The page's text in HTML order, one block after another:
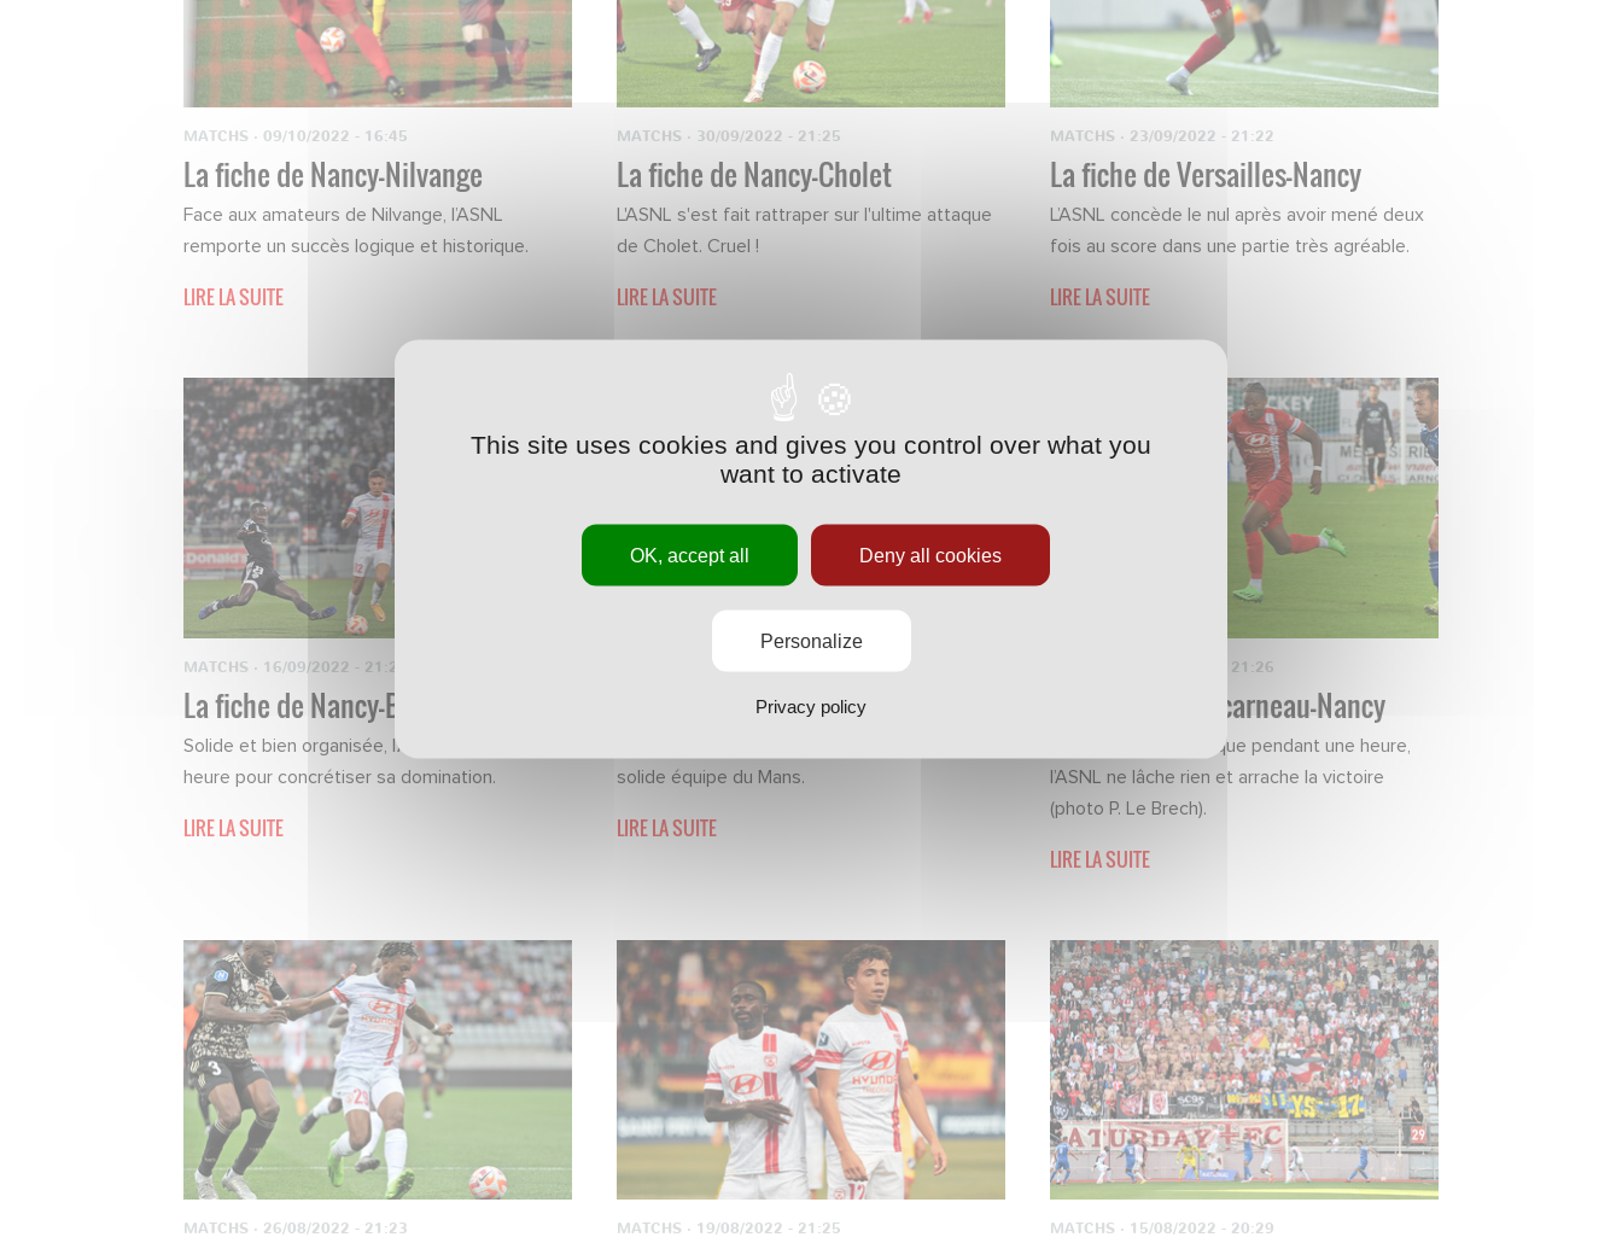
MATCHS · 09/10/2022 - 16:45
La fiche de Nancy-Nilvange
Face aux amateurs de Nilvange, l’ASNL
remporte un succès logique et historique.
LIRE LA SUITE
MATCHS · 30/09/2022 - 21:25
La fiche de Nancy-Cholet
L'ASNL s'est fait rattraper sur l'ultime attaque
de Cholet. Cruel !
LIRE LA SUITE
MATCHS · 23/09/2022 - 21:22
La fiche de Versailles-Nancy
L’ASNL concède le nul après avoir mené deux
fois au score dans une partie très agréable.
LIRE LA SUITE
MATCHS · 16/09/2022 - 21:22
La fiche de Nancy-Borgo
Solide et bien organisée, l’ASNL a attendu son
heure pour concrétiser sa domination.
LIRE LA SUITE
09/09/2022 - 21:25
La fiche de Nancy-Le Mans
solide équipe du Mans.
LIRE LA SUITE
02/09/2022 - 21:26
La fiche de Concarneau-Nancy
En infériorité numérique pendant une heure,
l’ASNL ne lâche rien et arrache la victoire
(photo P. Le Brech).
LIRE LA SUITE
MATCHS · 26/08/2022 - 21:23 MATCHS · 19/08/2022 - 21:25 MATCHS · 15/08/2022 - 20:29
This site uses cookies and gives you control over what you
want to activate
OK, accept all Deny all cookies
Personalize
Privacy policy